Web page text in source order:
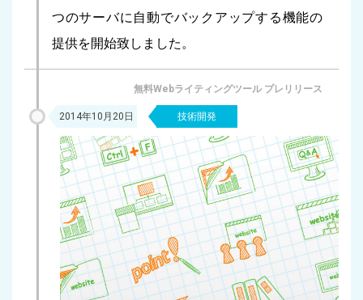
つのサーバに自動でバックアップする機能の
提供を開始致しました。
無料Webライティングツール プレリリース
2014年10月20日 技術開発